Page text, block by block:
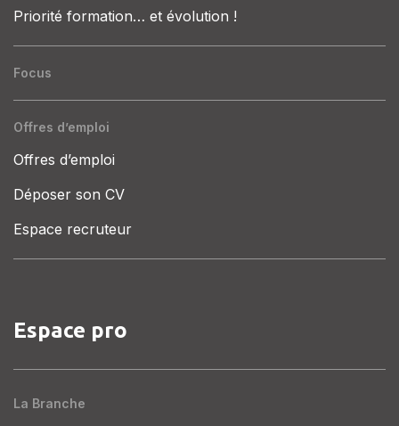
Priorité formation… et évolution !
Focus
Offres d’emploi
Offres d’emploi
Déposer son CV
Espace recruteur
Espace pro
La Branche